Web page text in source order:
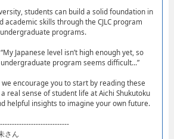
students can build a solid foundation in
academic skills through the CJLC program
programs.
Japanese level isn’t high enough yet, so
program seems difficult…”
encourage you to start by reading these
real sense of student life at Aichi Shukutoku
helpful insights to imagine your own future.
さん